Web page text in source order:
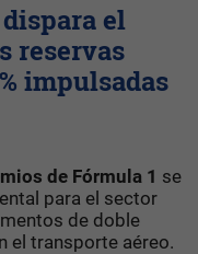
el
reservas
impulsadas
de Fórmula 1 se
para el sector
de doble
el transporte aéreo.